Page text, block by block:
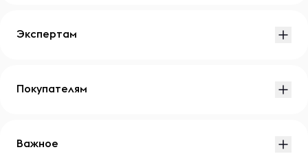
Экспертам
Покупателям
Важное